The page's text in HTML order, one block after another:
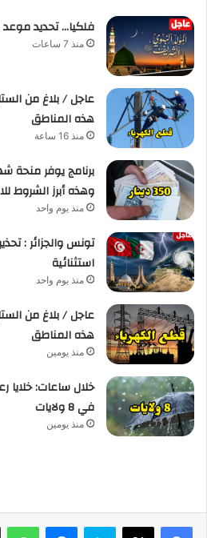
فلكيا… تحديد موعد
منذ 7 ساعات
عاجل / بلاغ من
هذه المناطق
منذ 16 ساعة
وهذه أبرز الشروط
منذ يوم واحد
تونس والجزائر :
استثنائية
منذ يوم واحد
عاجل / بلاغ من
هذه المناطق
منذ يومين
خلال ساعات: خلايا
في 8 ولايات
منذ يومين
فيسبوك سكايب